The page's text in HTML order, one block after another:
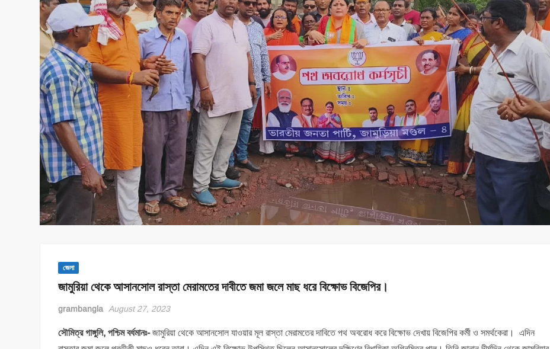
জেলা
জামুরিয়া থেকে আসানসোল রাস্তা মেরামতের দাবীতে জমা জলে মাছ ধরে বিক্ষোভ বিজেপির।
grambangla August 27, 2023
সৌমিত্র গাঙ্গুলি, পশ্চিম বর্ধমানঃ-জামুরিয়া থেকে আসানসোল যাওয়ার মূল রাস্তা মেরামতের দাবিতে পথ অবরোধ করে বিক্ষোভ দেখায় বিজেপির কর্মী ও সমর্থকেরা। এদিন